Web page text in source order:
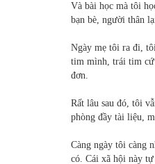
Và bài học mà tôi
bạn bè, người thân
Ngày mẹ tôi ra đi,
tim mình, trái tim cứ
đơn.
Rất lâu sau đó, tôi
phòng đầy tài liệu,
Càng ngày tôi càng
có. Cái xã hội này